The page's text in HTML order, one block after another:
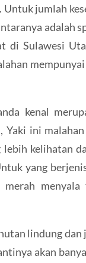
jumlah
adalah
di Sulawesi
kenal
Yaki ini
kelihatan
yang
merah
lindung
akan